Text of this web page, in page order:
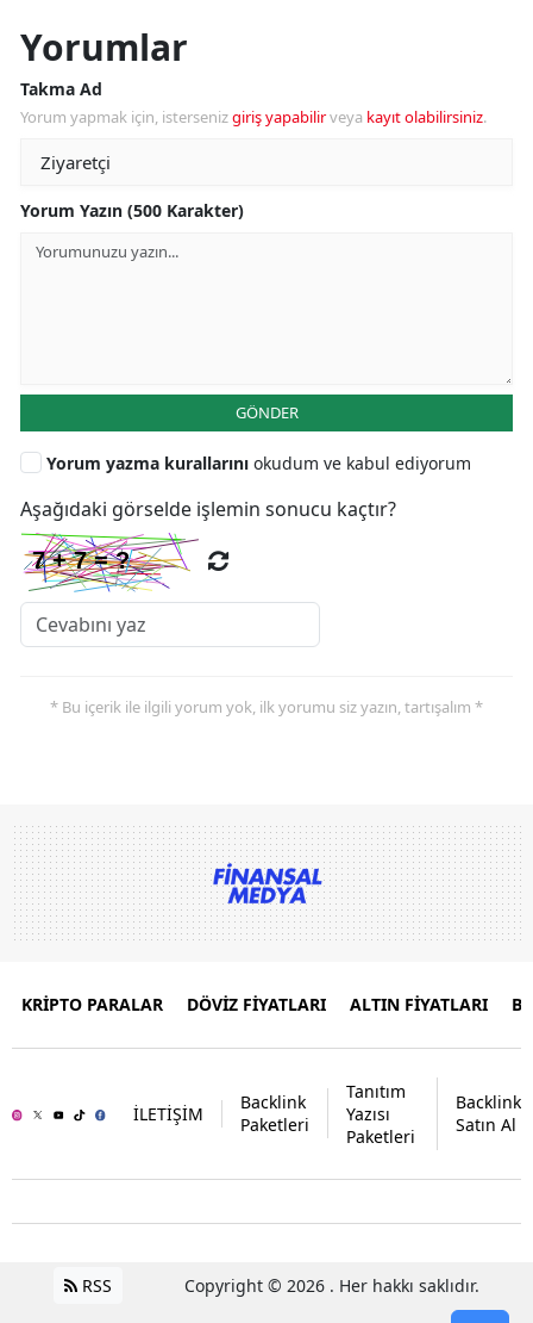
Yorumlar
Takma Ad
Yorum yapmak için, istersenizgiriş yapabilirveya kayıt olabilirsiniz.
Yorum Yazın (500 Karakter)
GÖNDER
Yorum yazma kurallarını okudum ve kabul ediyorum
Aşağıdaki görselde işlemin sonucu kaçtır?
* Bu içerik ile ilgili yorum yok, ilk yorumu siz yazın, tartışalım *
KRİPTO PARALAR DÖVİZ FİYATLARI ALTIN FİYATLARI
İLETİŞİM
Backlink
Paketleri
Tanıtım
Yazısı
Paketleri
Backlink
Satın Al
RSS Copyright © 2026 . Her hakkı saklıdır.